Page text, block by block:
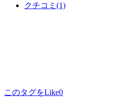
クチコミ (1)
このタグをLike0